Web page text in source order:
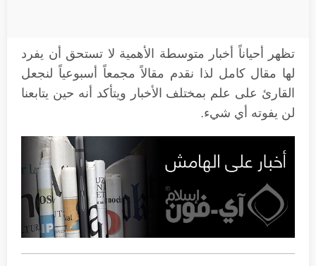
تظهر أحياناً أخبار متوسطة الأهمية لا تستحق أن يفرد
لها مقال كامل لذا نقدم مقالاً مجمعاً أسبوعياً لنجعل
القارئ على علم بمختلف الأخبار ويتأكد أنه حين يتابعنا
لن يفوته أي شيء.